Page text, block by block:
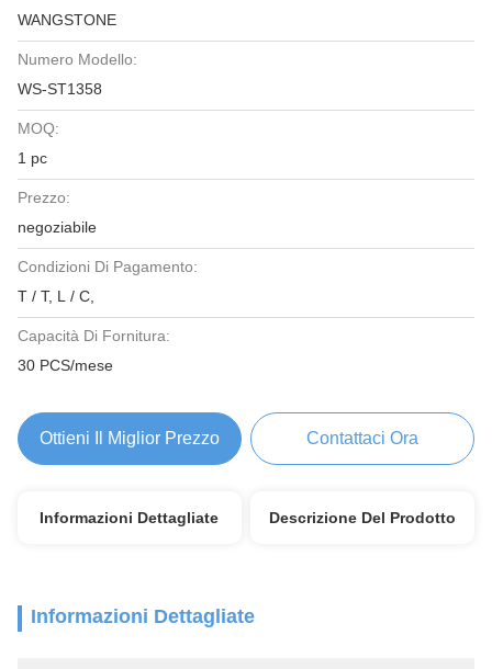
WANGSTONE
Numero Modello:
WS-ST1358
MOQ:
1 pc
Prezzo:
negoziabile
Condizioni Di Pagamento:
T / T, L / C,
Capacità Di Fornitura:
30 PCS/mese
Ottieni Il Miglior Prezzo Contattaci Ora
Informazioni Dettagliate Descrizione Del Prodotto
Informazioni Dettagliate